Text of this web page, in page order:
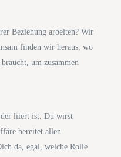
Beziehung arbeiten? Wir
finden wir heraus, wo
um zusammen
der liiert ist. Du wirst
bereitet allen
da, egal, welche Rolle